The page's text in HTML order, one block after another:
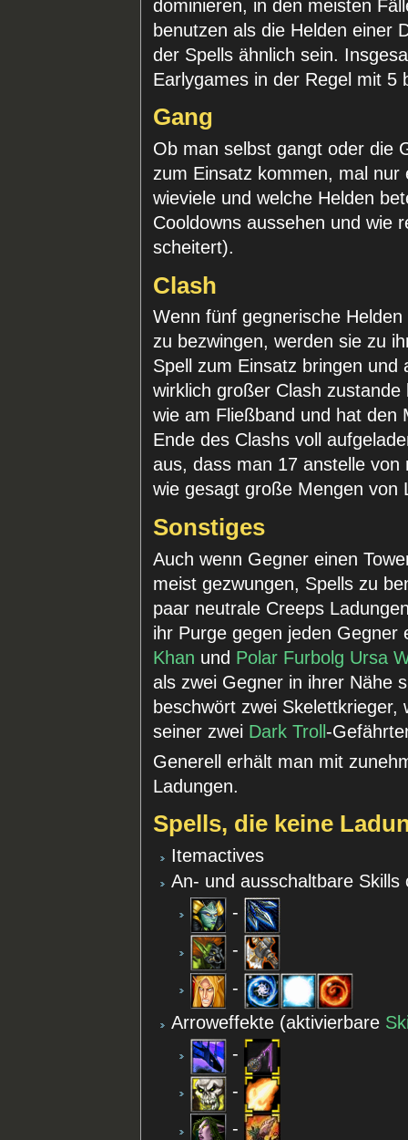
dominieren, in den meisten
benutzen als die Helden einer
der Spells ähnlich sein.
Earlygames in der Regel mit 5
Gang
Ob man selbst gangt oder die
zum Einsatz kommen, mal
wieviele und welche Helden
Cooldowns aussehen und wie
scheitert).
Clash
Wenn fünf gegnerische
zu bezwingen, werden sie zu
Spell zum Einsatz bringen
wirklich großer Clash
wie am Fließband und hat den
Ende des Clashs voll
aus, dass man 17 anstelle
wie gesagt große Mengen von
Sonstiges
Auch wenn Gegner einen
meist gezwungen, Spells zu
paar neutrale Creeps
ihr Purge gegen jeden
Khan und Polar Furbolg Ursa
als zwei Gegner in ihrer Nähe
beschwört zwei
seiner zwei Dark Troll-
Generell erhält man mit
Ladungen.
Spells, die keine
Itemactives
An- und ausschaltbare
-
-
-
Arroweffekte (aktivierbare
-
-
-